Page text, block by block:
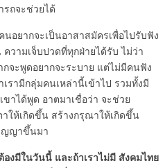
รถจะช่วยได้
อยากจะเป็นอาสาสมัครเพื่อไปรับฟัง
วามเจ็บปวดที่ทุกฝ่ายได้รับ ไม่ว่า
จะพูดอยากจะระบาย แต่ไม่มีคนฟัง
ามีกลุ่มคนเหล่านี้เข้าไป รวมทั้งมี
าได้พูด อาตมาเชื่อว่า จะช่วย
ให้เกิดขึ้น สร้างกรุณาให้เกิดขึ้น
ญญาขึ้นมา
มีในวันนี้ และถ้าเราไม่มี สังคมไทย